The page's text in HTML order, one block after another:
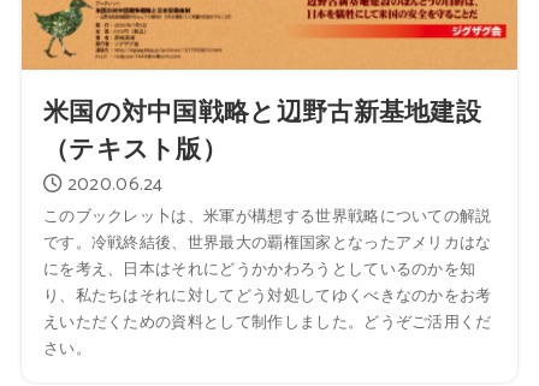
米国の対中国戦略と辺野古新基地建設
（テキスト版）
2020.06.24
このブックレッ卜は、米軍が構想する世界戦略についての解説
です。冷戦終結後、世界最大の覇権国家となったアメリカはな
にを考え、日本はそれにどうかかわろうとしているのかを知
り、私たちはそれに対してどう対処してゆくべきなのかをお考
えいただくための資料として制作しました。どうぞご活用くだ
さい。